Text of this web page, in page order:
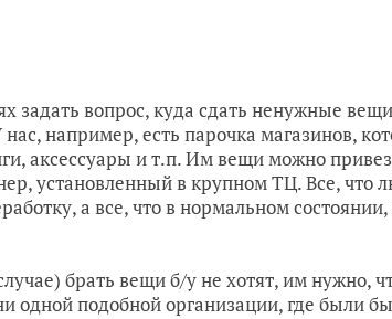
задать вопрос, куда сдать ненужные
например, есть парочка магазинов,
аксессуары и т.п. Им вещи можно
установленный в крупном ТЦ. Все, что
а все, что в нормальном
брать вещи б/у не хотят, им нужно,
одной подобной организации, где были